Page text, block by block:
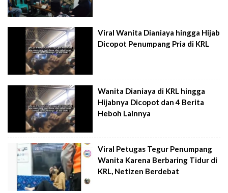
Viral Wanita Dianiaya hingga Hijab
Dicopot Penumpang Pria di KRL
Wanita Dianiaya di KRL hingga
Hijabnya Dicopot dan 4 Berita
Heboh Lainnya
Viral Petugas Tegur Penumpang
Wanita Karena Berbaring Tidur di
KRL, Netizen Berdebat